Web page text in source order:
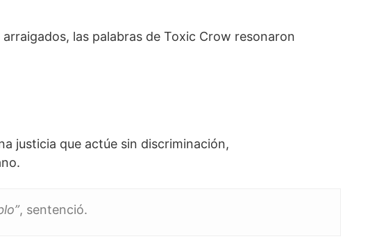
las palabras de Toxic Crow resonaron
justicia que actúe sin discriminación,
, sentenció.